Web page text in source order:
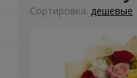
Cортировка: дешевые